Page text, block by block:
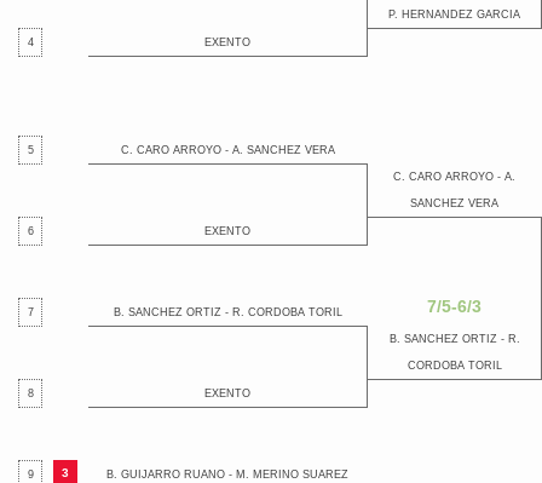
P. HERNANDEZ GARCIA
4 EXENTO
5 C. CARO ARROYO - A. SANCHEZ VERA
C. CARO ARROYO - A.
SANCHEZ VERA
6 EXENTO
7/5-6/3
7 B. SANCHEZ ORTIZ - R. CORDOBA TORIL
B. SANCHEZ ORTIZ - R.
CORDOBA TORIL
8 EXENTO
9 3 B. GUIJARRO RUANO - M. MERINO SUAREZ